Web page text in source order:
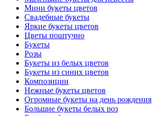
Мини букеты цветов
Свадебные букеты
Яркие букеты цветов
Цветы поштучно
Букеты
Розы
Букеты из белых цветов
Букеты из синих цветов
Композиции
Нежные букеты цветов
Огромные букеты на день рождения
Большие букеты белых роз